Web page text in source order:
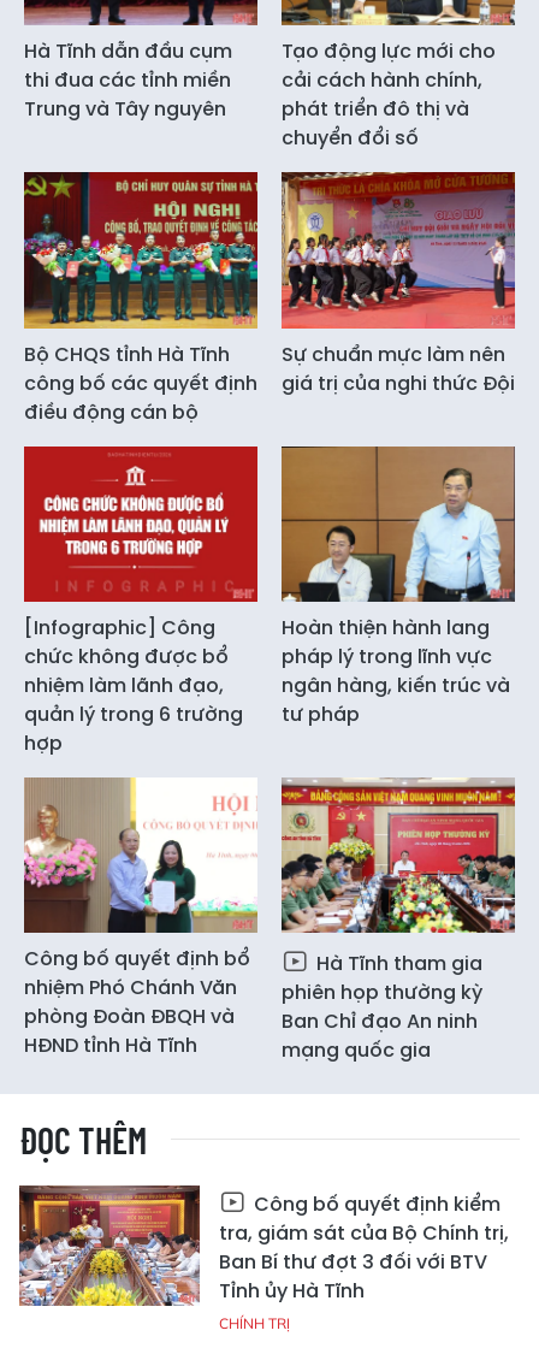
Hà Tĩnh dẫn đầu cụm
thi đua các tỉnh miền
Trung và Tây nguyên
Tạo động lực mới cho
cải cách hành chính,
phát triển đô thị và
chuyển đổi số
Bộ CHQS tỉnh Hà Tĩnh
công bố các quyết định
điều động cán bộ
Sự chuẩn mực làm nên
giá trị của nghi thức Đội
[Infographic] Công
chức không được bổ
nhiệm làm lãnh đạo,
quản lý trong 6 trường
hợp
Hoàn thiện hành lang
pháp lý trong lĩnh vực
ngân hàng, kiến trúc và
tư pháp
Công bố quyết định bổ
nhiệm Phó Chánh Văn
phòng Đoàn ĐBQH và
HĐND tỉnh Hà Tĩnh
Hà Tĩnh tham gia
phiên họp thường kỳ
Ban Chỉ đạo An ninh
mạng quốc gia
ĐỌC THÊM
Công bố quyết định kiểm
tra, giám sát của Bộ Chính trị,
Ban Bí thư đợt 3 đối với BTV
Tỉnh ủy Hà Tĩnh
CHÍNH TRỊ